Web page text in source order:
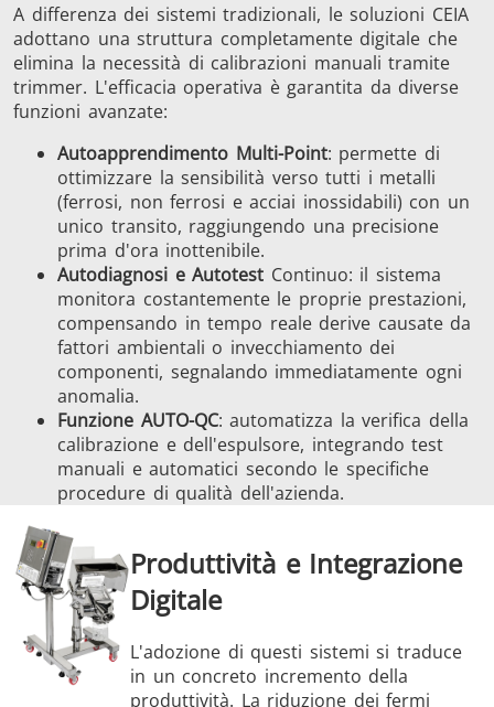
A differenza dei sistemi tradizionali, le soluzioni CEIA
adottano una struttura completamente digitale che
elimina la necessità di calibrazioni manuali tramite
trimmer. L'efficacia operativa è garantita da diverse
funzioni avanzate:
Autoapprendimento Multi-Point: permette di
ottimizzare la sensibilità verso tutti i metalli
(ferrosi, non ferrosi e acciai inossidabili) con un
unico transito, raggiungendo una precisione
prima d'ora inottenibile.
Autodiagnosi e Autotest Continuo: il sistema
monitora costantemente le proprie prestazioni,
compensando in tempo reale derive causate da
fattori ambientali o invecchiamento dei
componenti, segnalando immediatamente ogni
anomalia.
Funzione AUTO-QC: automatizza la verifica della
calibrazione e dell'espulsore, integrando test
manuali e automatici secondo le specifiche
procedure di qualità dell'azienda.
Produttività e Integrazione
Digitale
L'adozione di questi sistemi si traduce
in un concreto incremento della
produttività. La riduzione dei fermi